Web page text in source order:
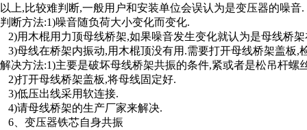
以上,比较难判断,一般用户和安装单位会误认为是变压器的噪音.
判断方法:1)噪音随负荷大小变化而变化.
2)用木棍用力顶母线桥架,如果噪音发生变化就认为是母线桥
3)母线在桥架内振动,用木棍顶没有用.需要打开母线桥架盖板,
解决方法:1)主要是破坏母线桥架共振的条件,紧或者是松吊杆螺
2)打开母线桥架盖板,将母线固定好.
3)低压出线采用软连接.
4)请母线桥架的生产厂家来解决.
6、变压器铁芯自身共振